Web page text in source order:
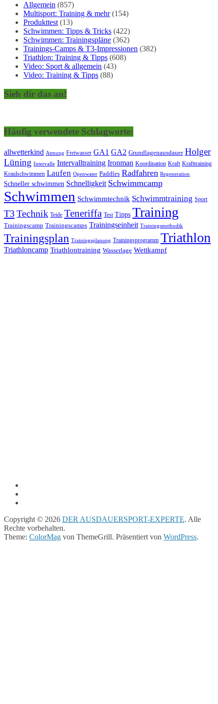
Allgemein (857)
Multisport: Training & mehr(154)
Produkttest (13)
Schwimmen: Tipps & Tricks (422)
Schwimmen: Trainingspläne (362)
Trainings-Camps & T3-Impressionen (382)
Triathlon: Training & Tipps (608)
Video: Sport & allgemein (43)
Video: Training & Tipps (88)
Sieh dir das an!
Häufig verwendete Schlagworte:
allwetterkind Atmung Freiwasser GA1 GA2 Grundlagenausdauer Holger
Lüning Intervalle Intervalltraining Ironman Koordination Kraft Krafttraining
Kraulschwimmen Laufen Openwater Paddles Radfahren Regeneration
Schneller schwimmen Schnelligkeit Schwimmcamp
Schwimmen Schwimmtechnik Schwimmtraining Sport
T3Technik Teide Teneriffa Test Tipps Training
Trainingscamp Trainingscamps Trainingseinheit Trainingsmethodik
Trainingsplan Trainingsplanung Trainingsprogramm Triathlon
Triathloncamp Triathlontraining Wasserlage Wettkampf
Copyright © 2026 DER AUSDAUERSPORT-EXPERTE. Alle
Rechte vorbehalten.
Theme: ColorMag von ThemeGrill. Präsentiert von WordPress.